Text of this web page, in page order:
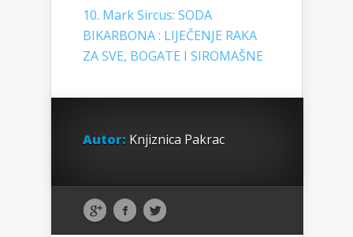
10. Mark Sircus: SODA
BIKARBONA : LIJEČENJE RAKA
ZA SVE, BOGATE I SIROMAŠNE
Autor: Knjiznica Pakrac